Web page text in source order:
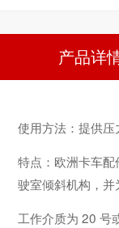
产品详
使用方法：提供压
特点：欧洲卡车
驶室倾斜机构，并
工作介质为 20 号